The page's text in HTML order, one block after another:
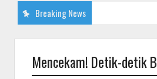
Breaking News
Mencekam! Detik-detik